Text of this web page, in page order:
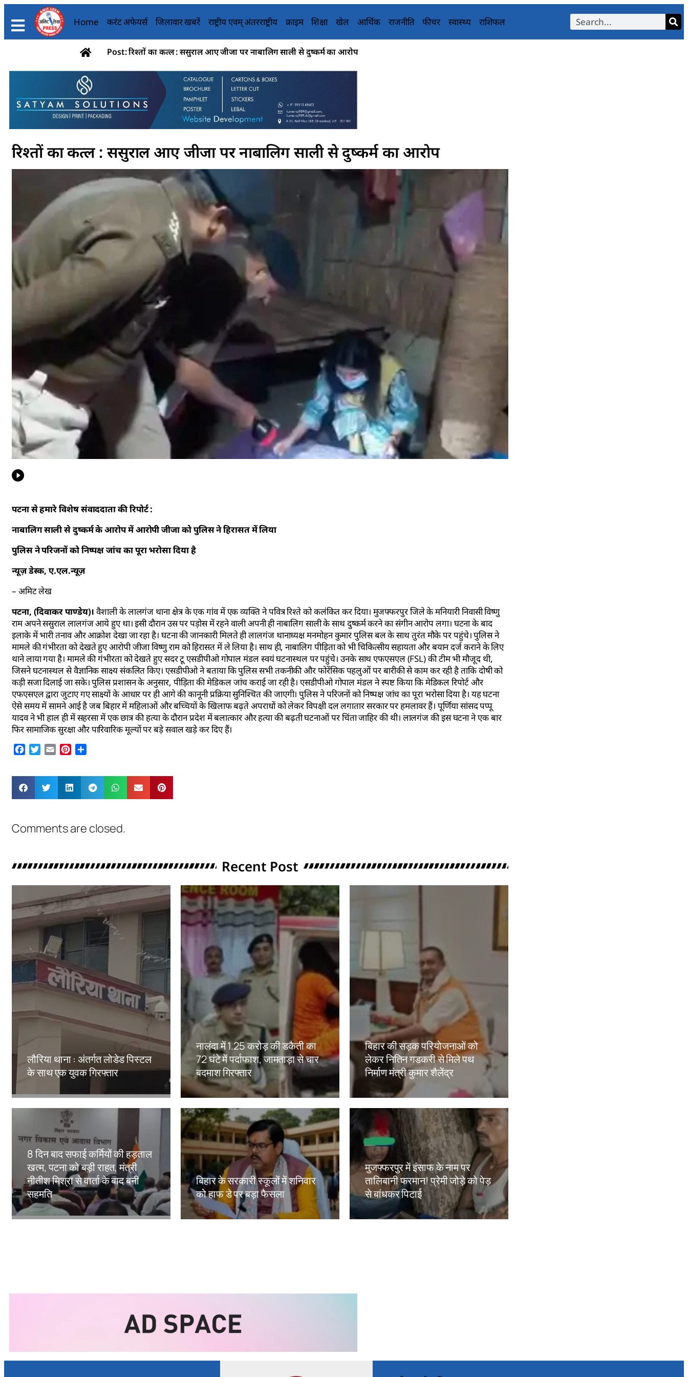
Home करंट अफेयर्स जिलावार खबरें राष्ट्रीय एवम् अंतरराष्ट्रीय क्राइम शिक्षा खेल आर्थिक राजनीति फीचर स्वास्थ्य राशिफल
Post: रिश्तों का कत्ल : ससुराल आए जीजा पर नाबालिग साली से दुष्कर्म का आरोप
रिश्तों का कत्ल : ससुराल आए जीजा पर नाबालिग साली से दुष्कर्म का आरोप
पटना से हमारे विशेष संवाददाता की रिपोर्ट :
नाबालिग साली से दुष्कर्म के आरोप में आरोपी जीजा को पुलिस ने हिरासत में लिया
पुलिस ने परिजनों को निष्पक्ष जांच का पूरा भरोसा दिया है
न्यूज़ डेस्क, ए.एल.न्यूज़
– अमिट लेख
पटना, (दिवाकर पाण्डेय)। वैशाली के लालगंज थाना क्षेत्र के एक गांव में एक व्यक्ति ने पवित्र रिश्ते को कलंकित कर दिया। मुजफ्फरपुर जिले के मनियारी निवासी विष्णु
राम अपने ससुराल लालगंज आये हुए था। इसी दौरान उस पर पड़ोस में रहने वाली अपनी ही नाबालिग साली के साथ दुष्कर्म करने का संगीन आरोप लगा। घटना के बाद
इलाके में भारी तनाव और आक्रोश देखा जा रहा है। घटना की जानकारी मिलते ही लालगंज थानाध्यक्ष मनमोहन कुमार पुलिस बल के साथ तुरंत मौके पर पहुंचे। पुलिस ने
मामले की गंभीरता को देखते हुए आरोपी जीजा विष्णु राम को हिरासत में ले लिया है। साथ ही, नाबालिग पीड़िता को भी चिकित्सीय सहायता और बयान दर्ज कराने के लिए
थाने लाया गया है। मामले की गंभीरता को देखते हुए सदर टू एसडीपीओ गोपाल मंडल स्वयं घटनास्थल पर पहुंचे। उनके साथ एफएसएल (FSL) की टीम भी मौजूद थी,
जिसने घटनास्थल से वैज्ञानिक साक्ष्य संकलित किए। एसडीपीओ ने बताया कि पुलिस सभी तकनीकी और फोरेंसिक पहलुओं पर बारीकी से काम कर रही है ताकि दोषी को
कड़ी सजा दिलाई जा सके। पुलिस प्रशासन के अनुसार, पीड़िता की मेडिकल जांच कराई जा रही है। एसडीपीओ गोपाल मंडल ने स्पष्ट किया कि मेडिकल रिपोर्ट और
एफएसएल द्वारा जुटाए गए साक्ष्यों के आधार पर ही आगे की कानूनी प्रक्रिया सुनिश्चित की जाएगी। पुलिस ने परिजनों को निष्पक्ष जांच का पूरा भरोसा दिया है। यह घटना
ऐसे समय में सामने आई है जब बिहार में महिलाओं और बच्चियों के खिलाफ बढ़ते अपराधों को लेकर विपक्षी दल लगातार सरकार पर हमलावर हैं। पूर्णिया सांसद पप्पू
यादव ने भी हाल ही में सहरसा में एक छात्र की हत्या के दौरान प्रदेश में बलात्कार और हत्या की बढ़ती घटनाओं पर चिंता जाहिर की थी। लालगंज की इस घटना ने एक बार
फिर सामाजिक सुरक्षा और पारिवारिक मूल्यों पर बड़े सवाल खड़े कर दिए हैं।
Facebook
Twitter
Email Pinterest
Comments are closed.
Recent Post
लौरिया थाना : अंतर्गत लोडेड पिस्टल
के साथ एक युवक गिरफ्तार
नालंदा में 1.25 करोड़ की डकैती का
72 घंटे में पर्दाफाश, जामताड़ा से चार
बदमाश गिरफ्तार
Amit Lekh
बिहार की सड़क परियोजनाओं को
लेकर नितिन गडकरी से मिले पथ
निर्माण मंत्री कुमार शैलेंद्र
Amit Lekh
8 दिन बाद सफाई कर्मियों की हड़ताल
खत्म, पटना को बड़ी राहत, मंत्री
नीतीश मिश्रा से वार्ता के बाद बनी
सहमति
Amit Lekh
बिहार के सरकारी स्कूलों में शनिवार
को हाफ डे पर बड़ा फैसला
Amit Lekh
मुजफ्फरपुर में इंसाफ के नाम पर
तालिबानी फरमान! प्रेमी जोड़े को पेड़
से बांधकर पिटाई
Amit Lekh